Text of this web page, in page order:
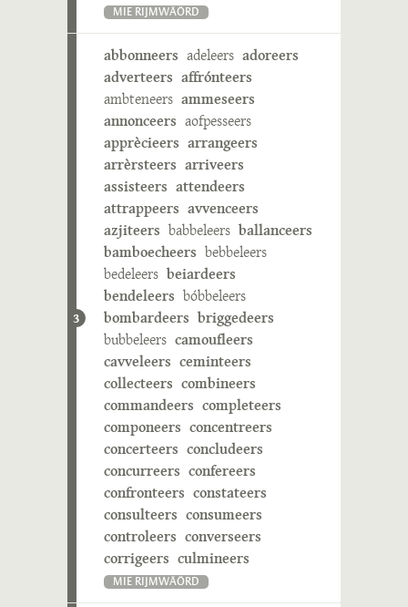
MIE RIJMWÄÖRD
3
abbonneers adeleers adoreers
adverteers affrónteers
ambteneers ammeseers
annonceers aofpesseers
apprècieers arrangeers
arrèrsteers arriveers
assisteers attendeers
attrappeers avvenceers
azjiteers babbeleers ballanceers
bamboecheers bebbeleers
bedeleers beiardeers
bendeleers bóbbeleers
bombardeers briggedeers
bubbeleers camoufleers
cavveleers ceminteers
collecteers combineers
commandeers completeers
componeers concentreers
concerteers concludeers
concurreers confereers
confronteers constateers
consulteers consumeers
controleers converseers
corrigeers culmineers
MIE RIJMWÄÖRD